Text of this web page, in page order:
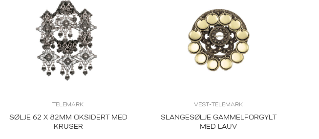
TELEMARK
SØLJE 62 X 82MM OKSIDERT MED
KRUSER
VEST-TELEMARK
SLANGESØLJE GAMMELFORGYLT
MED LAUV